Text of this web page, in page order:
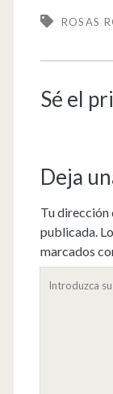
ROSAS
Sé el
Deja
Tu dirección
publicada.
marcados